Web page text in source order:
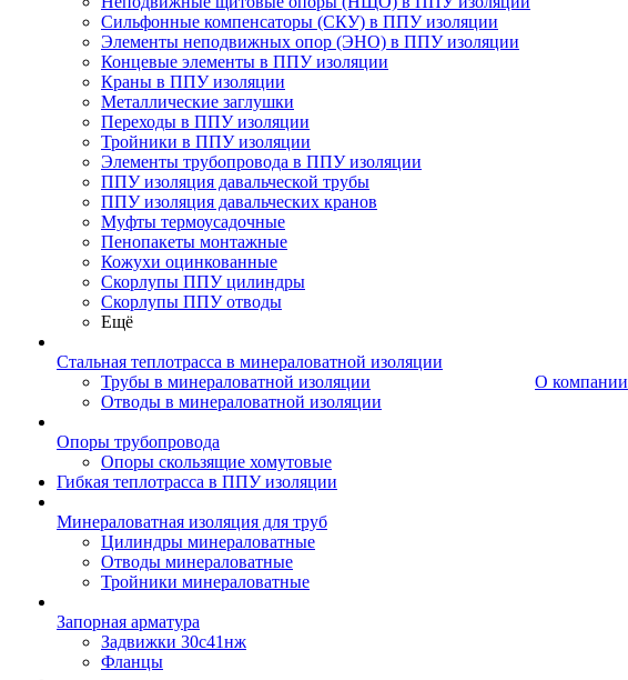
Cильфонные компенсаторы (СКУ) в ППУ изоляции
Элементы неподвижных опор (ЭНО) в ППУ изоляции
Концевые элементы в ППУ изоляции
Краны в ППУ изоляции
Металлические заглушки
Переходы в ППУ изоляции
Тройники в ППУ изоляции
Элементы трубопровода в ППУ изоляции
ППУ изоляция давальческой трубы
ППУ изоляция давальческих кранов
Муфты термоусадочные
Пенопакеты монтажные
Кожухи оцинкованные
Скорлупы ППУ цилиндры
Скорлупы ППУ отводы
Ещё
Стальная теплотрасса в минераловатной изоляции
Трубы в минераловатной изоляции
Отводы в минераловатной изоляции
Опоры трубопровода
Опоры скользящие хомутовые
Гибкая теплотрасса в ППУ изоляции
Минераловатная изоляция для труб
Цилиндры минераловатные
Отводы минераловатные
Тройники минераловатные
Запорная арматура
Задвижки 30с41нж
Фланцы
О компании